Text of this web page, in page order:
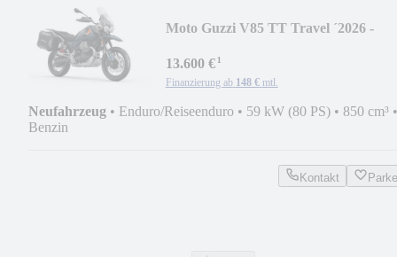
Moto Guzzi V85 TT Travel ´2026 -
13.600 €¹
Finanzierung ab 148 € mtl.
Neufahrzeug • Enduro/Reiseenduro • 59 kW (80 PS) • 850 cm³ •
Benzin
Kontakt